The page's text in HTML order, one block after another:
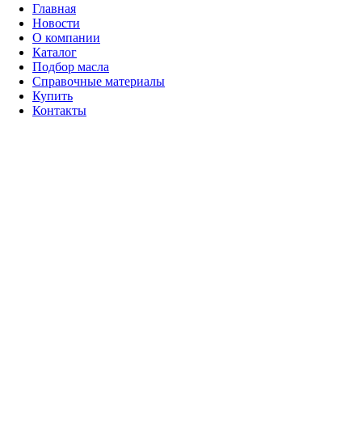
Главная
Новости
О компании
Каталог
Подбор масла
Справочные материалы
Купить
Контакты